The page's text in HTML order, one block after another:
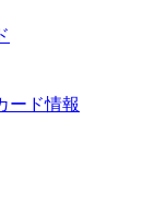
ード情報